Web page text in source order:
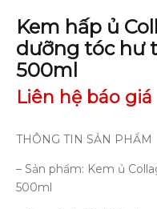
Kem hấp ủ
dưỡng tóc hư
500ml
Liên hệ báo giá
THÔNG TIN SẢN PHẨM
– Sản phẩm: Kem ủ
500ml